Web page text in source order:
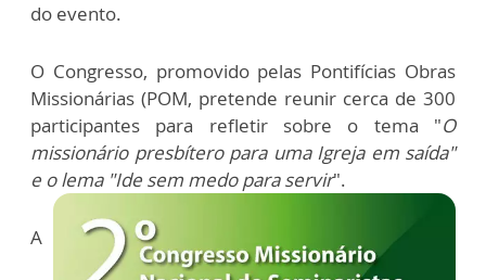
do evento.
O Congresso, promovido pelas Pontifícias Obras
Missionárias (POM, pretende reunir cerca de 300
participantes para refletir sobre o tema "O
missionário presbítero para uma Igreja em saída"
e o lema "Ide sem medo para servir".
A